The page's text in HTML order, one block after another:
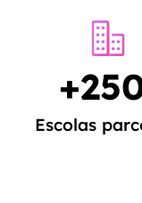
Escolas
+